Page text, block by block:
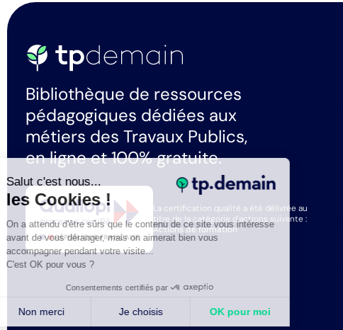
Bibliothèque de ressources
pédagogiques dédiées aux
métiers des Travaux Publics,
en ligne et 100% gratuite.
La certification qualité a été délivrée au
titre de la catégorie d'actions suivante :
Actions de formation
Salut c'est nous...
les Cookies !
On a attendu d'être sûrs que le contenu de ce site vous intéresse
avant de vous déranger, mais on aimerait bien vous
accompagner pendant votre visite...
C'est OK pour vous ?
Consentements certifiés par
Non merci Je choisis OK pour moi